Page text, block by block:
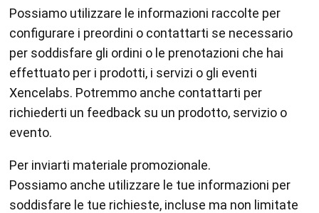
Possiamo utilizzare le informazioni raccolte per
configurare i preordini o contattarti se necessario
per soddisfare gli ordini o le prenotazioni che hai
effettuato per i prodotti, i servizi o gli eventi
Xencelabs. Potremmo anche contattarti per
richiederti un feedback su un prodotto, servizio o
evento.
Per inviarti materiale promozionale.
Possiamo anche utilizzare le tue informazioni per
soddisfare le tue richieste, incluse ma non limitate